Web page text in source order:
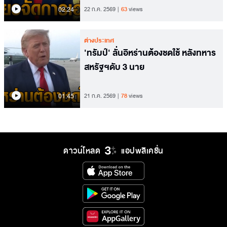
02.24 22 ก.ค. 2569 63views
01.45
ต่างประเทศ
'ทรัมป์' ลั่นอิหร่านต้องชดใช้ หลังทหาร
สหรัฐฯดับ 3 นาย
21 ก.ค. 2569 78views
ดาวน์โหลด แอปพลิเคชั่น